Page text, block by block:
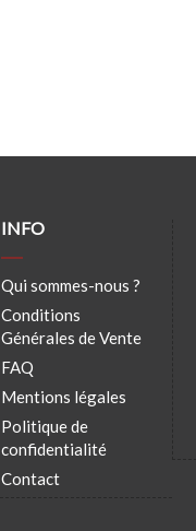
INFO
Qui sommes-nous ?
Conditions
Générales de Vente
FAQ
Mentions légales
Politique de
confidentialité
Contact